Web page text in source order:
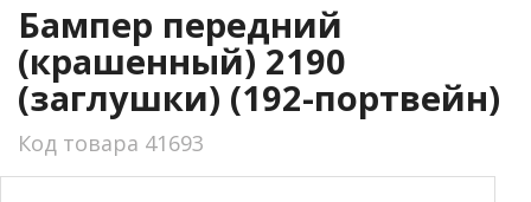
Бампер передний
(крашенный) 2190
(заглушки) (192-портвейн)
Код товара 41693